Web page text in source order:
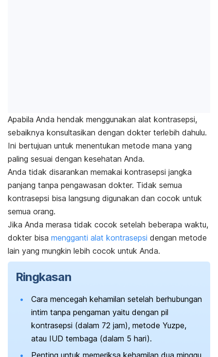
Apabila Anda hendak menggunakan alat kontrasepsi,
sebaiknya konsultasikan dengan dokter terlebih dahulu.
Ini bertujuan untuk menentukan metode mana yang
paling sesuai dengan kesehatan Anda.
Anda tidak disarankan memakai kontrasepsi jangka
panjang tanpa pengawasan dokter. Tidak semua
kontrasepsi bisa langsung digunakan dan cocok untuk
semua orang.
Jika Anda merasa tidak cocok setelah beberapa waktu,
dokter bisa mengganti alat kontrasepsi dengan metode
lain yang mungkin lebih cocok untuk Anda.
Ringkasan
Cara mencegah kehamilan setelah berhubungan
intim tanpa pengaman yaitu dengan pil
kontrasepsi (dalam 72 jam), metode Yuzpe,
atau IUD tembaga (dalam 5 hari).
Penting untuk memeriksa kehamilan dua minggu